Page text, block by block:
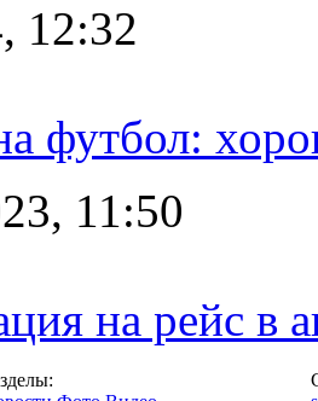
12:32
футбол:
11:50
на рейс в